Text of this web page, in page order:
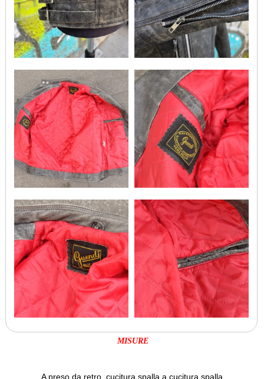
MISURE
A preso da retro, cucitura spalla a cucitura spalla